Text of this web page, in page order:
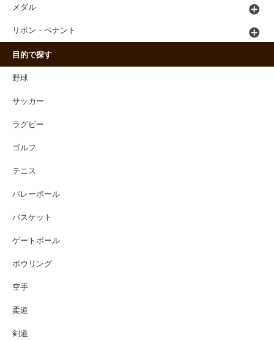
メダル
リボン・ペナント
目的で探す
野球
サッカー
ラグビー
ゴルフ
テニス
バレーボール
バスケット
ゲートボール
ボウリング
空手
柔道
剣道